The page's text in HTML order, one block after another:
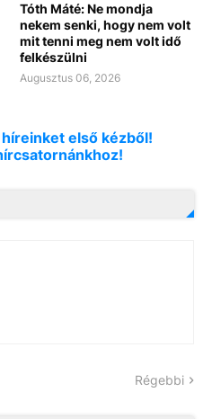
Tóth Máté: Ne mondja
nekem senki, hogy nem volt
mit tenni meg nem volt idő
felkészülni
Augusztus 06, 2026
híreinket első kézből!
Régebbi